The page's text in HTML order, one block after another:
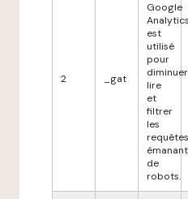
2 _gat
Google
Analytics
est
utilisé
pour
diminuer
lire
et
filtrer
les
requêtes
émanant
de
robots.